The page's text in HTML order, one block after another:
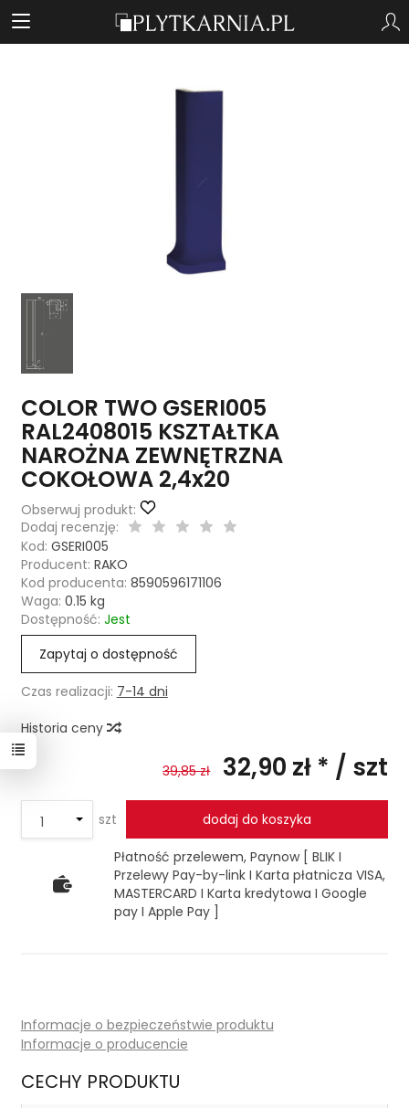
COLOR TWO GSERI005
RAL2408015 KSZTAŁTKA
NAROŻNA ZEWNĘTRZNA
COKOŁOWA 2,4x20
Obserwuj produkt:
Dodaj recenzję:
Kod: GSERI005
Producent: RAKO
Kod producenta: 8590596171106
Waga: 0.15 kg
Dostępność: Jest
Zapytaj o dostępność
Czas realizacji: 7-14 dni
Historia ceny
39,85 zł 32,90 zł * / szt
szt dodaj do koszyka
Płatność przelewem, Paynow [ BLIK I
Przelewy Pay-by-link I Karta płatnicza VISA,
MASTERCARD I Karta kredytowa I Google
pay I Apple Pay ]
Informacje o bezpieczeństwie produktu
Informacje o producencie
CECHY PRODUKTU